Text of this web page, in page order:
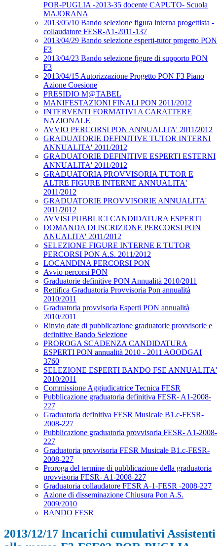
POR-PUGLIA -2013-35 docente CAPUTO- Scuola
MAJORANA
2013/05/10 Bando selezione figura interna progettista -
collaudatore FESR-A1-2011-137
2013/04/29 Bando selezione esperti-tutor progetto PON
F3
2013/04/23 Bando selezione figure di supporto PON
F3
2013/04/15 Autorizzazione Progetto PON F3 Piano
Azione Coesione
PRESIDIO M@TABEL
MANIFESTAZIONI FINALI PON 2011/2012
INTERVENTI FORMATIVI A CARATTERE
NAZIONALE
AVVIO PERCORSI PON ANNUALITA' 2011/2012
GRADUATORIE DEFINITIVE TUTOR INTERNI
ANNUALITA' 2011/2012
GRADUATORIE DEFINITIVE ESPERTI ESTERNI
ANNUALITA' 2011/2012
GRADUATORIA PROVVISORIA TUTOR E
ALTRE FIGURE INTERNE ANNUALITA'
2011/2012
GRADUATORIE PROVVISORIE ANNUALITA'
2011/2012
AVVISI PUBBLICI CANDIDATURA ESPERTI
DOMANDA DI ISCRIZIONE PERCORSI PON
ANUALITA' 2011/2012
SELEZIONE FIGURE INTERNE E TUTOR
PERCORSI PON A.S. 2011/2012
LOCANDINA PERCORSI PON
Avvio percorsi PON
Graduatorie definitive PON Annualità 2010/2011
Rettifica Graduatoria Provvisoria Pon annualità
2010/2011
Graduatoria provvisoria Esperti PON annualità
2010/2011
Rinvio date di pubblicazione graduatorie provvisorie e
definitive Bando Selezione
PROROGA SCADENZA CANDIDATURA
ESPERTI PON annualità 2010 - 2011 AOODGAI
3760
SELEZIONE ESPERTI BANDO FSE ANNUALITA'
2010/2011
Commissione Aggiudicatrice Tecnica FESR
Pubblicazione graduatoria definitiva FESR- A1-2008-
227
Graduatoria definitiva FESR Musicale B1.c-FESR-
2008-227
Pubblicazione graduatoria provvisoria FESR- A1-2008-
227
Graduatoria provvisoria FESR Musicale B1.c-FESR-
2008-227
Proroga del termine di pubblicazione della graduatoria
provvisoria FESR- A1-2008-227
Graduatoria collaudatore FESR A-1-FESR -2008-227
Azione di disseminazione Chiusura Pon A.S.
2009/2010
BANDO FESR
2013/12/17 Incarichi cumulativi Assistenti